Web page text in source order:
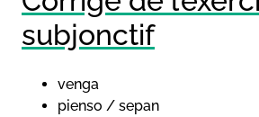
subjonctif
venga
pienso / sepan